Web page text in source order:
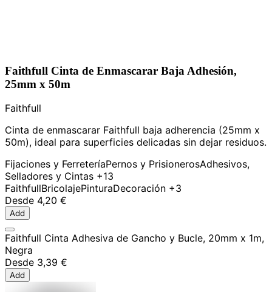
Faithfull Cinta de Enmascarar Baja Adhesión,
25mm x 50m
Faithfull
Cinta de enmascarar Faithfull baja adherencia (25mm x
50m), ideal para superficies delicadas sin dejar residuos.
Fijaciones y FerreteríaPernos y PrisionerosAdhesivos,
Selladores y Cintas +13
FaithfullBricolajePinturaDecoración +3
Desde 4,20 €
Add
Faithfull Cinta Adhesiva de Gancho y Bucle, 20mm x 1m,
Negra
Desde 3,39 €
Add